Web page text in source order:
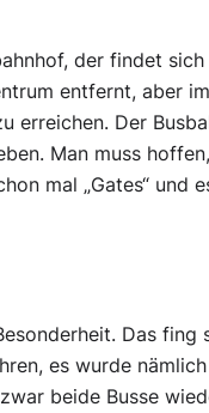
der findet
entfernt, aber
erreichen. Der
Man muss
mal „Gates“ und
Das
es wurde
beide Busse